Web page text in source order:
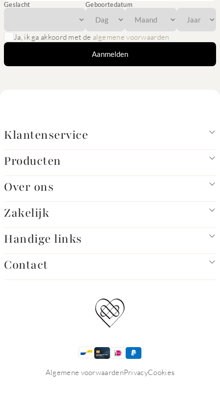
Geslacht Geboortedatum
Ja, ik ga akkoord met de algemene voorwaarden
Aanmelden
Klantenservice
Producten
Over ons
Zakelijk
Handige links
Contact
Algemene voorwaardenPrivacyCookies